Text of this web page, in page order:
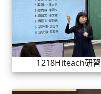
1218Hiteach研習